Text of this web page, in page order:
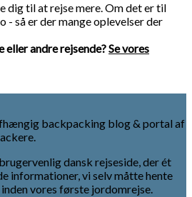
dig til at rejse mere. Om det er til
- så er der mange oplevelser der
eller andre rejsende?Se vores
backpacking blog & portal af
dansk rejseside, der ét
informationer, vi selv måtte hente
vores første jordomrejse.